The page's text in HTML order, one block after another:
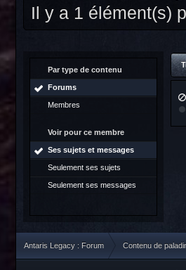
Il y a 1 élément(s)
Par type de contenu
Forums
Membres
Voir pour ce membre
Ses sujets et messages
Seulement ses sujets
Seulement ses messages
Antaris Legacy : Forum Contenu de